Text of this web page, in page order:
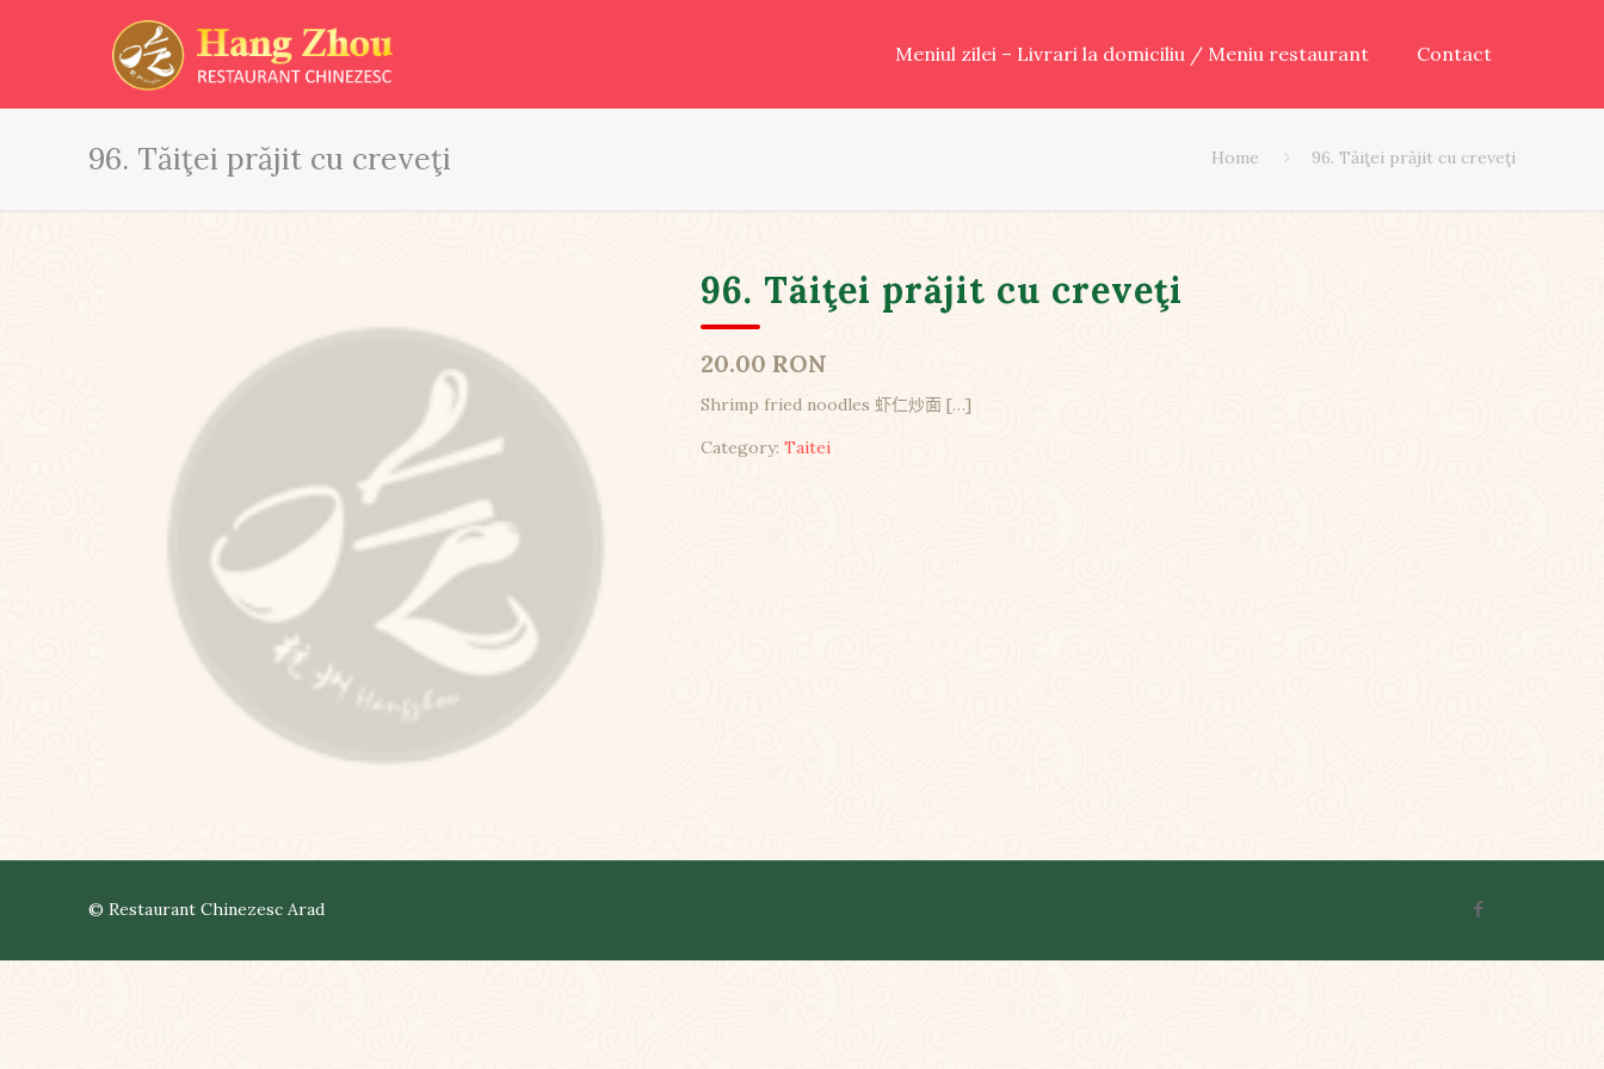
Meniul zilei – Livrari la domiciliu / Meniu restaurant Contact
96. Tăiţei prăjit cu creveţi Home 96. Tăiţei prăjit cu creveţi
96. Tăiţei prăjit cu creveţi
20.00 RON
Shrimp fried noodles 虾仁炒面 […]
Category: Taitei
© Restaurant Chinezesc Arad